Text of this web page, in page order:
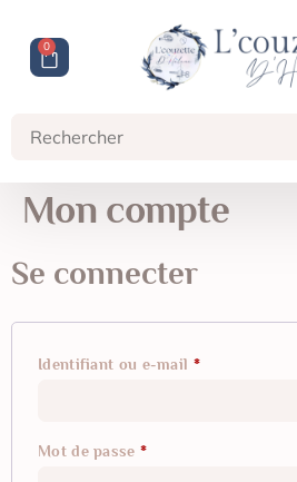
0
Mon compte
Se connecter
Identifiant ou e-mail *
Mot de passe *